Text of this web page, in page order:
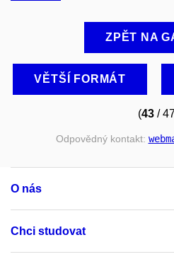
ZPĚT NA
VĚTŠÍ FORMÁT
(43 /
Odpovědný kontakt:
O nás
Chci studovat